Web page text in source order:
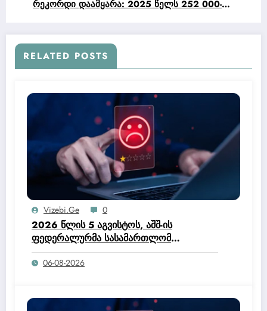
რეკორდი დაამყარა: 2025 წელს 252 000-ზე
RELATED POSTS
Vizebi.ge 0
2026 წლის 5 აგვისტოს, აშშ-ის
ფედერალურმა სასამართლომ
ოფიციალურად მისცა ტრამპის
ადმინისტრაციას უფლებამოსილება,
06-08-2026